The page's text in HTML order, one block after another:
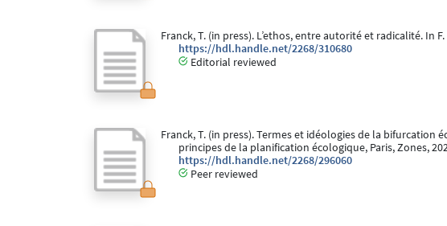
Franck, T. (in press). L’ethos, entre autorité et radicalité. In
https://hdl.handle.net/2268/310680
Editorial reviewed
Franck, T. (in press). Termes et idéologies de la
principes de la planification écologique, Paris, Zones,
https://hdl.handle.net/2268/296060
Peer reviewed